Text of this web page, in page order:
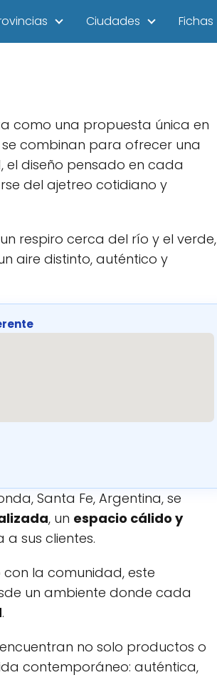
Ciudades Fichas
como una propuesta única en
combinan para ofrecer una
el diseño pensado en cada
del ajetreo cotidiano y
respiro cerca del río y el verde,
aire distinto, auténtico y
Santa Fe, Argentina, se
, un espacio cálido y
sus clientes.
la comunidad, este
un ambiente donde cada
.
no solo productos o
contemporáneo: auténtica,